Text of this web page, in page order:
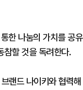
한 나눔의 가치를 공유
참할 것을 독려한다.
랜드 나이키와 협력해